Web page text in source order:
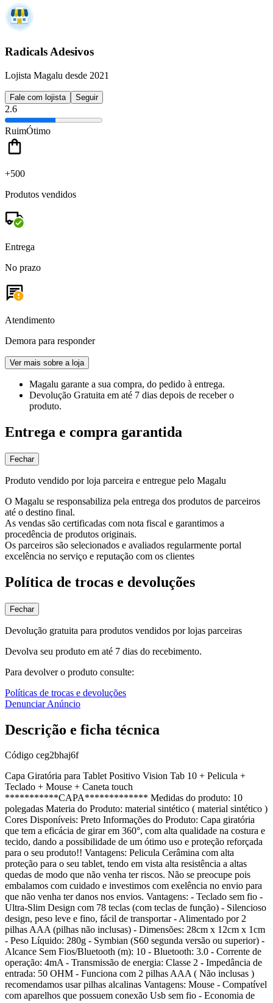
Radicals Adesivos
Lojista Magalu desde 2021
Fale com lojista Seguir
2.6
RuimÓtimo
+500
Produtos vendidos
Entrega
No prazo
Atendimento
Demora para responder
Ver mais sobre a loja
Magalu garante a sua compra, do pedido à entrega.
Devolução Gratuita em até 7 dias depois de receber o
produto.
Entrega e compra garantida
Fechar
Produto vendido por loja parceira e entregue pelo Magalu
O Magalu se responsabiliza pela entrega dos produtos de parceiros
até o destino final.
As vendas são certificadas com nota fiscal e garantimos a
procedência de produtos originais.
Os parceiros são selecionados e avaliados regularmente portal
excelência no serviço e reputação com os clientes
Política de trocas e devoluções
Fechar
Devolução gratuita para produtos vendidos por lojas parceiras
Devolva seu produto em até 7 dias do recebimento.
Para devolver o produto consulte:
Políticas de trocas e devoluções
Denunciar Anúncio
Descrição e ficha técnica
Código ceg2bhaj6f
Capa Giratória para Tablet Positivo Vision Tab 10 + Pelicula +
Teclado + Mouse + Caneta touch
***********CAPA************* Medidas do produto: 10
polegadas Materia do Produto: material sintético ( material sintético )
Cores Disponíveis: Preto Informações do Produto: Capa giratória
que tem a eficácia de girar em 360°, com alta qualidade na costura e
tecido, dando a possibilidade de um ótimo uso e proteção reforçada
para o seu produto!! Vantagens: Pelicula Cerâmina com alta
proteção para o seu tablet, tendo em vista alta resistência a altas
quedas de modo que não venha ter riscos. Não se preocupe pois
embalamos com cuidado e investimos com exelência no envio para
que não venha ter danos nos envios. Vantagens: - Teclado sem fio -
Ultra-Slim Design com 78 teclas (com teclas de função) - Silencioso
design, peso leve e fino, fácil de transportar - Alimentado por 2
pilhas AAA (pilhas não inclusas) - Dimensões: 28cm x 12cm x 1cm
- Peso Líquido: 280g - Symbian (S60 segunda versão ou superior) -
Alcance Sem Fios/Bluetooth (m): 10 - Bluetooth: 3.0 - Corrente de
operação: 4mA - Transmissão de energia: Classe 2 - Impedância de
entrada: 50 OHM - Funciona com 2 pilhas AAA ( Não inclusas )
recomendamos usar pilhas alcalinas Vantagens: Mouse - Compatível
com aparelhos que possuem conexão Usb sem fio - Economia de